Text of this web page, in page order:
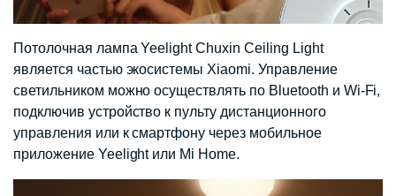
Потолочная лампа Yeelight Chuxin Ceiling Light
является частью экосистемы Xiaomi. Управление
светильником можно осуществлять по Bluetooth и Wi-Fi,
подключив устройство к пульту дистанционного
управления или к смартфону через мобильное
приложение Yeelight или Mi Home.